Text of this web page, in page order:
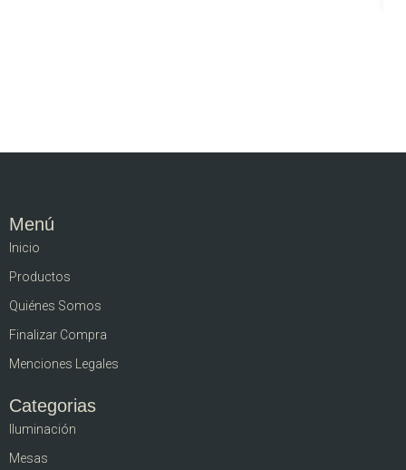
Menú
Inicio
Productos
Quiénes Somos
Finalizar Compra
Menciones Legales
Categorias
Iluminación
Mesas